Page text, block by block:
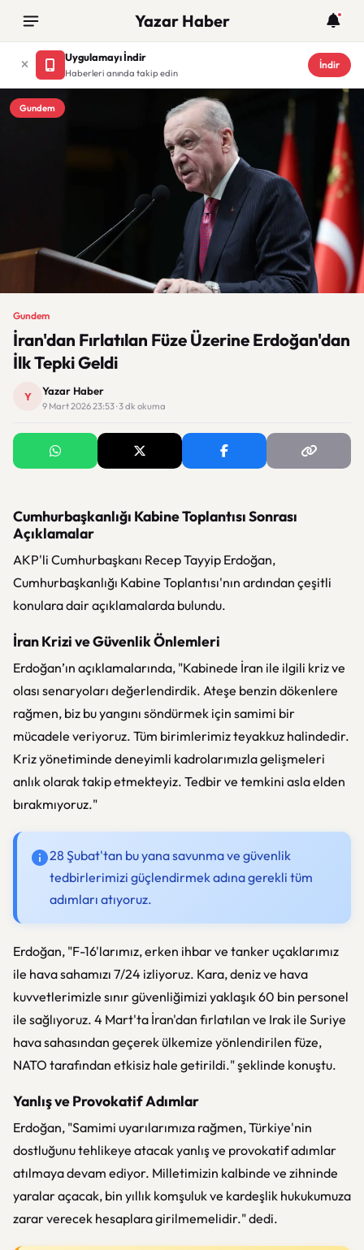
Yazar Haber
Uygulamayı İndir
Haberleri anında takip edin
İndir
Gundem
Gundem
İran'dan Fırlatılan Füze Üzerine Erdoğan'dan
İlk Tepki Geldi
Y Yazar Haber
9 Mart 2026 23:53 · 3 dk okuma
Cumhurbaşkanlığı Kabine Toplantısı Sonrası
Açıklamalar
AKP'li Cumhurbaşkanı Recep Tayyip Erdoğan,
Cumhurbaşkanlığı Kabine Toplantısı'nın ardından çeşitli
konulara dair açıklamalarda bulundu.
İran Krizi ve Güvenlik Önlemleri
Erdoğan’ın açıklamalarında, "Kabinede İran ile ilgili kriz ve
olası senaryoları değerlendirdik. Ateşe benzin dökenlere
rağmen, biz bu yangını söndürmek için samimi bir
mücadele veriyoruz. Tüm birimlerimiz teyakkuz halindedir.
Kriz yönetiminde deneyimli kadrolarımızla gelişmeleri
anlık olarak takip etmekteyiz. Tedbir ve temkini asla elden
bırakmıyoruz."
28 Şubat'tan bu yana savunma ve güvenlik
tedbirlerimizi güçlendirmek adına gerekli tüm
adımları atıyoruz.
Erdoğan, "F-16'larımız, erken ihbar ve tanker uçaklarımız
ile hava sahamızı 7/24 izliyoruz. Kara, deniz ve hava
kuvvetlerimizle sınır güvenliğimizi yaklaşık 60 bin personel
ile sağlıyoruz. 4 Mart'ta İran'dan fırlatılan ve Irak ile Suriye
hava sahasından geçerek ülkemize yönlendirilen füze,
NATO tarafından etkisiz hale getirildi." şeklinde konuştu.
Yanlış ve Provokatif Adımlar
Erdoğan, "Samimi uyarılarımıza rağmen, Türkiye'nin
dostluğunu tehlikeye atacak yanlış ve provokatif adımlar
atılmaya devam ediyor. Milletimizin kalbinde ve zihninde
yaralar açacak, bin yıllık komşuluk ve kardeşlik hukukumuza
zarar verecek hesaplara girilmemelidir." dedi.